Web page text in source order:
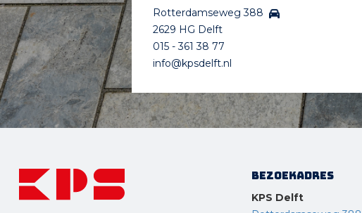
Rotterdamseweg 388
2629 HG Delft
015 - 361 38 77
info@kpsdelft.nl
Bezoekadres
KPS Delft